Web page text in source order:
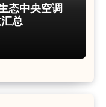
态中央空调
总